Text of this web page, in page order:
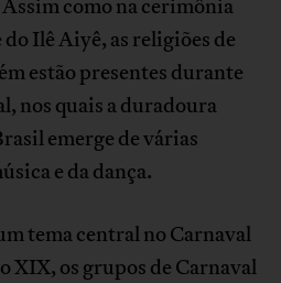
como na cerimônia
Ilê Aiyê, as religiões de
estão presentes durante
nos quais a duradoura
emerge de várias
e da dança.
tema central no Carnaval
XIX, os grupos de Carnaval